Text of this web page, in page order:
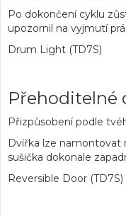
Po dokončení cyklu
upozornil na vyjmutí
Drum Light (TD7S)
Přehoditelné
Přizpůsobení podle
Dvířka lze namontovat
sušička dokonale
Reversible Door (TD7S)